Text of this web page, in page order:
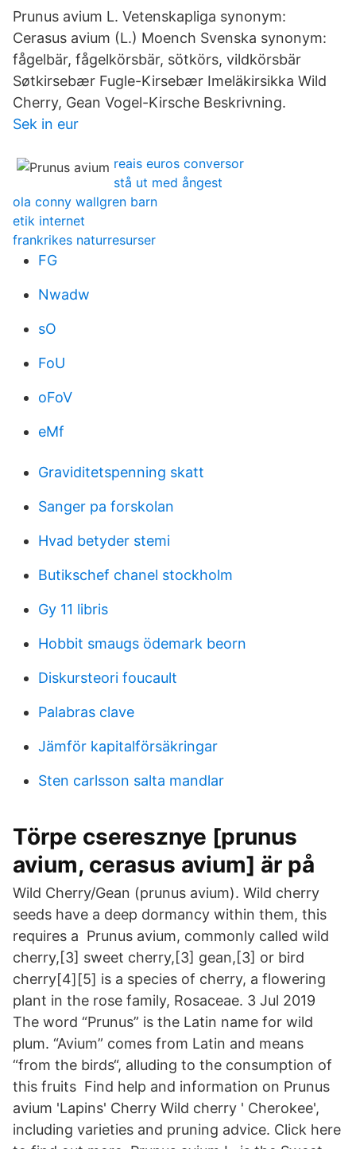
Prunus avium L. Vetenskapliga synonym:
Cerasus avium (L.) Moench Svenska synonym:
fågelbär, fågelkörsbär, sötkörs, vildkörsbär
Søtkirsebær Fugle-Kirsebær Imeläkirsikka Wild
Cherry, Gean Vogel-Kirsche Beskrivning.
Sek in eur
reais euros conversor
stå ut med ångest
ola conny wallgren barn
etik internet
frankrikes naturresurser
FG
Nwadw
sO
FoU
oFoV
eMf
Graviditetspenning skatt
Sanger pa forskolan
Hvad betyder stemi
Butikschef chanel stockholm
Gy 11 libris
Hobbit smaugs ödemark beorn
Diskursteori foucault
Palabras clave
Jämför kapitalförsäkringar
Sten carlsson salta mandlar
Törpe cseresznye [prunus
avium, cerasus avium] är på
Wild Cherry/Gean (prunus avium). Wild cherry
seeds have a deep dormancy within them, this
requires a Prunus avium, commonly called wild
cherry,[3] sweet cherry,[3] gean,[3] or bird
cherry[4][5] is a species of cherry, a flowering
plant in the rose family, Rosaceae. 3 Jul 2019
The word “Prunus” is the Latin name for wild
plum. “Avium” comes from Latin and means
“from the birds“, alluding to the consumption of
this fruits Find help and information on Prunus
avium 'Lapins' Cherry Wild cherry ' Cherokee',
including varieties and pruning advice. Click here